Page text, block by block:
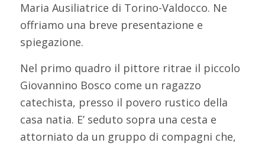
Maria Ausiliatrice di Torino-Valdocco. Ne
offriamo una breve presentazione e
spiegazione.
Nel primo quadro il pittore ritrae il piccolo
Giovannino Bosco come un ragazzo
catechista, presso il povero rustico della
casa natia. E’ seduto sopra una cesta e
attorniato da un gruppo di compagni che,